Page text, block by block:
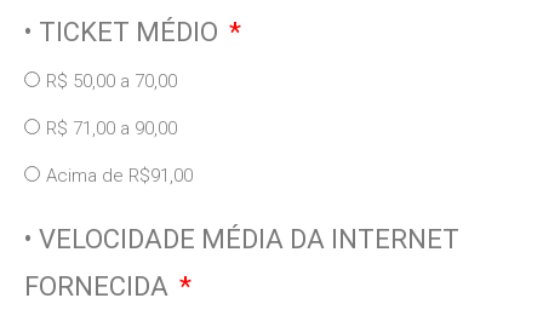
• TICKET MÉDIO
R$ 50,00 a 70,00
R$ 71,00 a 90,00
Acima de R$91,00
• VELOCIDADE MÉDIA DA INTERNET
FORNECIDA